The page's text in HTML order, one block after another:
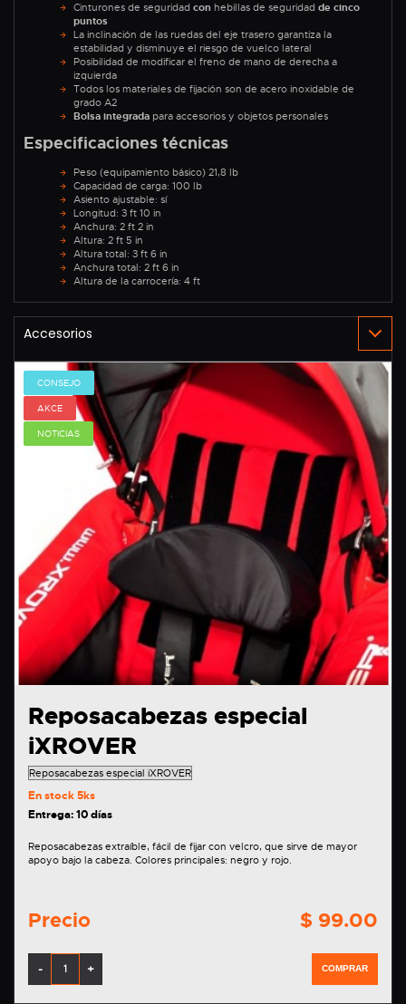
Cinturones de seguridad con hebillas de seguridad de cinco
puntos
La inclinación de las ruedas del eje trasero garantiza la
estabilidad y disminuye el riesgo de vuelco lateral
Posibilidad de modificar el freno de mano de derecha a
izquierda
Todos los materiales de fijación son de acero inoxidable de
grado A2
Bolsa integrada para accesorios y objetos personales
Especificaciones técnicas
Peso (equipamiento básico) 21,8 lb
Capacidad de carga: 100 lb
Asiento ajustable: sí
Longitud: 3 ft 10 in
Anchura: 2 ft 2 in
Altura: 2 ft 5 in
Altura total: 3 ft 6 in
Anchura total: 2 ft 6 in
Altura de la carrocería: 4 ft
CONSEJO
AKCE
NOTICIAS
Reposacabezas especial
iXROVER
En stock5ks
Entrega: 10 días
Reposacabezas extraíble, fácil de fijar con velcro, que sirve de mayor
apoyo bajo la cabeza. Colores principales: negro y rojo.
Precio $ 99.00
- + COMPRAR